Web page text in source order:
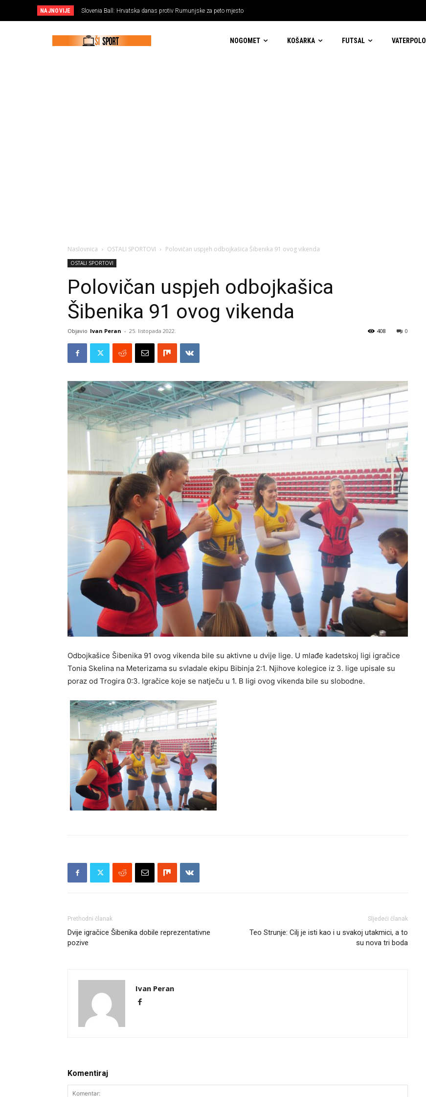
NAJNOVIJE Slovenia Ball: Hrvatska danas protiv Rumunjske za peto mjesto
NOGOMET KOŠARKA FUTSAL VATERPOLO
Naslovnica OSTALI SPORTOVI Polovičan uspjeh odbojkašica Šibenika 91 ovog vikenda
OSTALI SPORTOVI
Polovičan uspjeh odbojkašica
Šibenika 91 ovog vikenda
Objavio Ivan Peran - 25. listopada 2022. 0
408
Odbojkašice Šibenika 91 ovog vikenda bile su aktivne u dvije lige. U mlađe kadetskoj ligi igračice
Tonia Skelina na Meterizama su svladale ekipu Bibinja 2:1. Njihove kolegice iz 3. lige upisale su
poraz od Trogira 0:3. Igračice koje se natječu u 1. B ligi ovog vikenda bile su slobodne.
Prethodni članak
Dvije igračice Šibenika dobile reprezentativne
pozive
Sljedeći članak
Teo Strunje: Cilj je isti kao i u svakoj utakmici, a to
su nova tri boda
Ivan Peran
Komentiraj